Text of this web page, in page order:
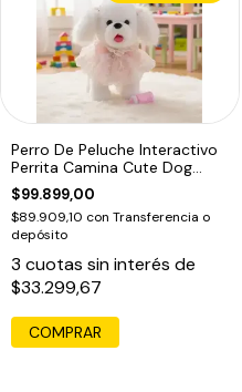
Perro De Peluche Interactivo
Perrita Camina Cute Dog
House
$99.899,00
$89.909,10 con Transferencia o
depósito
3 cuotas sin interés de
$33.299,67
COMPRAR